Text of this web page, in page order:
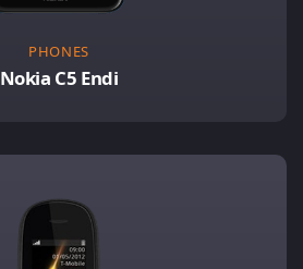
PHONES
Nokia C5 Endi